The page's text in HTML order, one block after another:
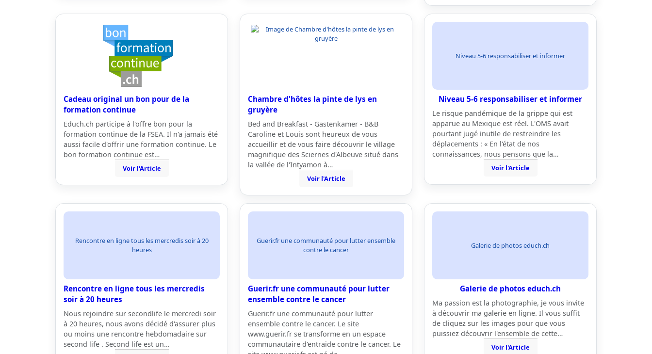
Cadeau original un bon pour de la
formation continue
Educh.ch participe à l'offre bon pour la
formation continue de la FSEA. Il n'a jamais été
aussi facile d'offrir une formation continue. Le
bon formation continue est…
Voir l'Article
Chambre d'hôtes la pinte de lys en
gruyère
Bed and Breakfast - Gastenkamer - B&B
Caroline et Louis sont heureux de vous
accueillir et de vous faire découvrir le village
magnifique des Sciernes d'Albeuve situé dans
la vallée de l'Intyamon à…
Voir l'Article
Niveau 5-6 responsabiliser et informer
Niveau 5-6 responsabiliser et informer
Le risque pandémique de la grippe qui est
apparue au Mexique est réel. L'OMS avait
pourtant jugé inutile de restreindre les
déplacements : « En l'état de nos
connaissances, nous pensons que la…
Voir l'Article
Rencontre en ligne tous les mercredis soir à 20
heures
Rencontre en ligne tous les mercredis
soir à 20 heures
Nous rejoindre sur secondlife le mercredi soir
à 20 heures, nous avons décidé d'assurer plus
ou moins une rencontre hebdomadaire sur
second life . Second life est un…
Guerir.fr une communauté pour lutter ensemble
contre le cancer
Guerir.fr une communauté pour lutter
ensemble contre le cancer
Guerir.fr une communauté pour lutter
ensemble contre le cancer. Le site
www.guerir.fr se transforme en un espace
communautaire d'entraide contre le cancer. Le
Galerie de photos educh.ch
Galerie de photos educh.ch
Ma passion est la photographie, je vous invite
à découvrir ma galerie en ligne. Il vous suffit
de cliquez sur les images pour que vous
puissiez découvrir l'ensemble de cette…
Voir l'Article